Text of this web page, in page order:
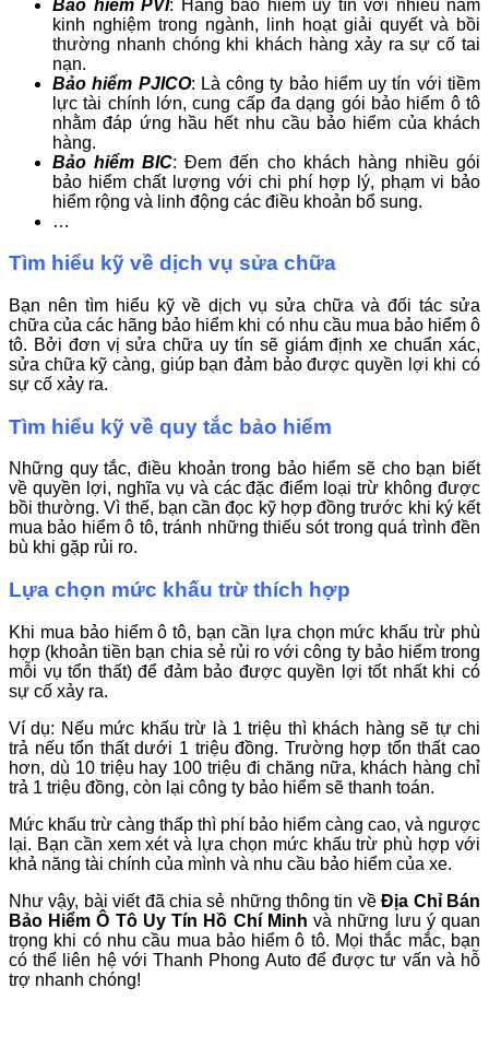
Bảo hiểm PVI: Hãng bảo hiểm uy tín với nhiều năm
kinh nghiệm trong ngành, linh hoạt giải quyết và bồi
thường nhanh chóng khi khách hàng xảy ra sự cố tai
nạn.
Bảo hiểm PJICO: Là công ty bảo hiểm uy tín với tiềm
lực tài chính lớn, cung cấp đa dạng gói bảo hiểm ô tô
nhằm đáp ứng hầu hết nhu cầu bảo hiểm của khách
hàng.
Bảo hiểm BIC: Đem đến cho khách hàng nhiều gói
bảo hiểm chất lượng với chi phí hợp lý, phạm vi bảo
hiểm rộng và linh động các điều khoản bổ sung.
…
Tìm hiểu kỹ về dịch vụ sửa chữa
Bạn nên tìm hiểu kỹ về dịch vụ sửa chữa và đối tác sửa
chữa của các hãng bảo hiểm khi có nhu cầu mua bảo hiểm ô
tô. Bởi đơn vị sửa chữa uy tín sẽ giám định xe chuẩn xác,
sửa chữa kỹ càng, giúp bạn đảm bảo được quyền lợi khi có
sự cố xảy ra.
Tìm hiểu kỹ về quy tắc bảo hiểm
Những quy tắc, điều khoản trong bảo hiểm sẽ cho bạn biết
về quyền lợi, nghĩa vụ và các đặc điểm loại trừ không được
bồi thường. Vì thế, bạn cần đọc kỹ hợp đồng trước khi ký kết
mua bảo hiểm ô tô, tránh những thiếu sót trong quá trình đền
bù khi gặp rủi ro.
Lựa chọn mức khấu trừ thích hợp
Khi mua bảo hiểm ô tô, bạn cần lựa chọn mức khấu trừ phù
hợp (khoản tiền bạn chia sẻ rủi ro với công ty bảo hiểm trong
mỗi vụ tổn thất) để đảm bảo được quyền lợi tốt nhất khi có
sự cố xảy ra.
Ví dụ: Nếu mức khấu trừ là 1 triệu thì khách hàng sẽ tự chi
trả nếu tổn thất dưới 1 triệu đồng. Trường hợp tổn thất cao
hơn, dù 10 triệu hay 100 triệu đi chăng nữa, khách hàng chỉ
trả 1 triệu đồng, còn lại công ty bảo hiểm sẽ thanh toán.
Mức khấu trừ càng thấp thì phí bảo hiểm càng cao, và ngược
lại. Bạn cần xem xét và lựa chọn mức khấu trừ phù hợp với
khả năng tài chính của mình và nhu cầu bảo hiểm của xe.
Như vậy, bài viết đã chia sẻ những thông tin vềĐịa Chỉ Bán
Bảo Hiểm Ô Tô Uy Tín Hồ Chí Minh và những lưu ý quan
trọng khi có nhu cầu mua bảo hiểm ô tô. Mọi thắc mắc, bạn
có thể liên hệ với Thanh Phong Auto để được tư vấn và hỗ
trợ nhanh chóng!